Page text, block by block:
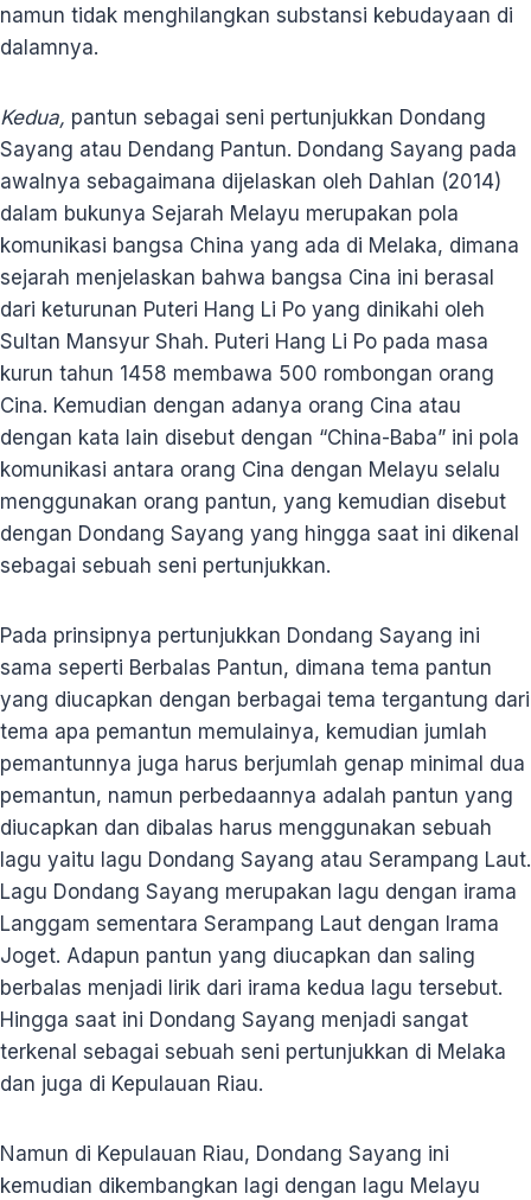
namun tidak menghilangkan substansi kebudayaan di
dalamnya.
Kedua, pantun sebagai seni pertunjukkan Dondang
Sayang atau Dendang Pantun. Dondang Sayang pada
awalnya sebagaimana dijelaskan oleh Dahlan (2014)
dalam bukunya Sejarah Melayu merupakan pola
komunikasi bangsa China yang ada di Melaka, dimana
sejarah menjelaskan bahwa bangsa Cina ini berasal
dari keturunan Puteri Hang Li Po yang dinikahi oleh
Sultan Mansyur Shah. Puteri Hang Li Po pada masa
kurun tahun 1458 membawa 500 rombongan orang
Cina. Kemudian dengan adanya orang Cina atau
dengan kata lain disebut dengan “China-Baba” ini pola
komunikasi antara orang Cina dengan Melayu selalu
menggunakan orang pantun, yang kemudian disebut
dengan Dondang Sayang yang hingga saat ini dikenal
sebagai sebuah seni pertunjukkan.
Pada prinsipnya pertunjukkan Dondang Sayang ini
sama seperti Berbalas Pantun, dimana tema pantun
yang diucapkan dengan berbagai tema tergantung dari
tema apa pemantun memulainya, kemudian jumlah
pemantunnya juga harus berjumlah genap minimal dua
pemantun, namun perbedaannya adalah pantun yang
diucapkan dan dibalas harus menggunakan sebuah
lagu yaitu lagu Dondang Sayang atau Serampang Laut.
Lagu Dondang Sayang merupakan lagu dengan irama
Langgam sementara Serampang Laut dengan Irama
Joget. Adapun pantun yang diucapkan dan saling
berbalas menjadi lirik dari irama kedua lagu tersebut.
Hingga saat ini Dondang Sayang menjadi sangat
terkenal sebagai sebuah seni pertunjukkan di Melaka
dan juga di Kepulauan Riau.
Namun di Kepulauan Riau, Dondang Sayang ini
kemudian dikembangkan lagi dengan lagu Melayu